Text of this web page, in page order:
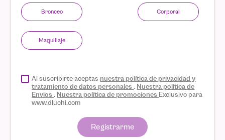
Bronceo Corporal
Maquillaje
Al suscribirte aceptas nuestra política de privacidad y
tratamiento de datos personales. Nuestra política de
Envios. Nuestra política de promociones Exclusivo para
www.dluchi.com
Registrarme